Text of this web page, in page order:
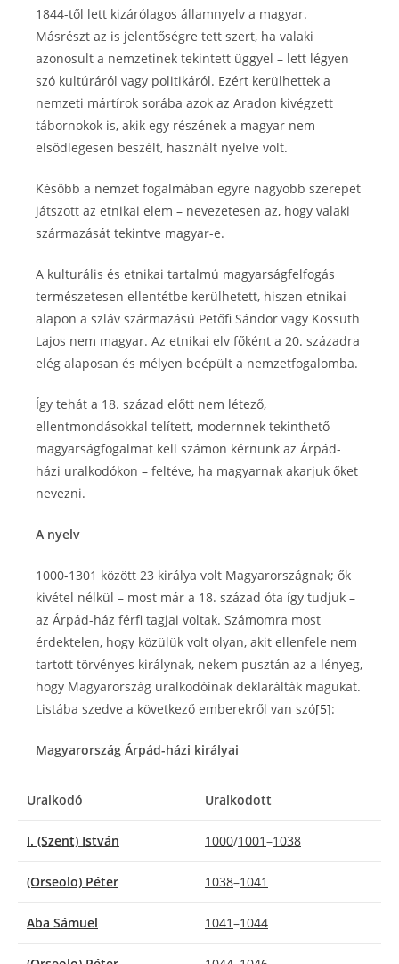
1844-től lett kizárólagos államnyelv a magyar.
Másrészt az is jelentőségre tett szert, ha valaki
azonosult a nemzetinek tekintett üggyel – lett légyen
szó kultúráról vagy politikáról. Ezért kerülhettek a
nemzeti mártírok sorába azok az Aradon kivégzett
tábornokok is, akik egy részének a magyar nem
elsődlegesen beszélt, használt nyelve volt.
Később a nemzet fogalmában egyre nagyobb szerepet
játszott az etnikai elem – nevezetesen az, hogy valaki
származását tekintve magyar-e.
A kulturális és etnikai tartalmú magyarságfelfogás
természetesen ellentétbe kerülhetett, hiszen etnikai
alapon a szláv származású Petőfi Sándor vagy Kossuth
Lajos nem magyar. Az etnikai elv főként a 20. századra
elég alaposan és mélyen beépült a nemzetfogalomba.
Így tehát a 18. század előtt nem létező,
ellentmondásokkal telített, modernnek tekinthető
magyarságfogalmat kell számon kérnünk az Árpád-
házi uralkodókon – feltéve, ha magyarnak akarjuk őket
nevezni.
A nyelv
1000-1301 között 23 királya volt Magyarországnak; ők
kivétel nélkül – most már a 18. század óta így tudjuk –
az Árpád-ház férfi tagjai voltak. Számomra most
érdektelen, hogy közülük volt olyan, akit ellenfele nem
tartott törvényes királynak, nekem pusztán az a lényeg,
hogy Magyarország uralkodóinak deklarálták magukat.
Listába szedve a következő emberekről van szó[5]:
Magyarország Árpád-házi királyai
Uralkodó Uralkodott
I. (Szent) István 1000/1001–1038
(Orseolo) Péter 1038–1041
Aba Sámuel 1041–1044